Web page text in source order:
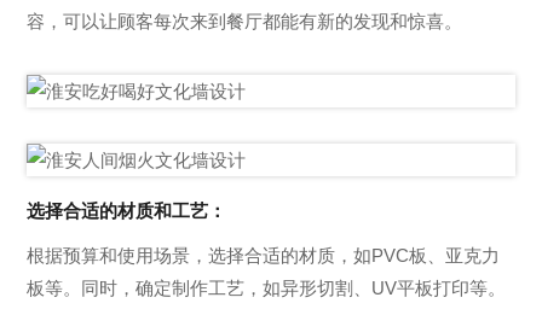
容，可以让顾客每次来到餐厅都能有新的发现和惊喜。
选择合适的材质和工艺：
根据预算和使用场景，选择合适的材质，如PVC板、亚克力
板等。同时，确定制作工艺，如异形切割、UV平板打印等。